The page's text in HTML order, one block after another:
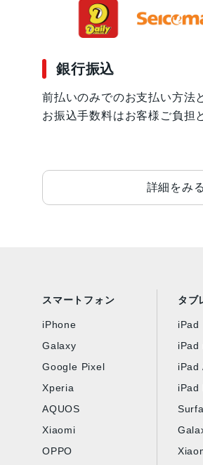
銀行振込
前払いのみでのお支払い方法
お振込手数料はお客様ご負担
詳細をみる
スマートフォン
iPhone
Galaxy
Google Pixel
Xperia
AQUOS
Xiaomi
OPPO
タブ
iPad
iPad
iPad
iPad